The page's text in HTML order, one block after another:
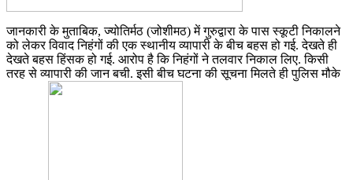
जानकारी के मुताबिक, ज्योतिर्मठ (जोशीमठ) में गुरुद्वारा के पास स्कूटी निकालने
को लेकर विवाद निहंगों की एक स्थानीय व्यापारी के बीच बहस हो गई. देखते ही
देखते बहस हिंसक हो गई. आरोप है कि निहंगों ने तलवार निकाल लिए. किसी
तरह से व्यापारी की जान बची. इसी बीच घटना की सूचना मिलते ही पुलिस मौके